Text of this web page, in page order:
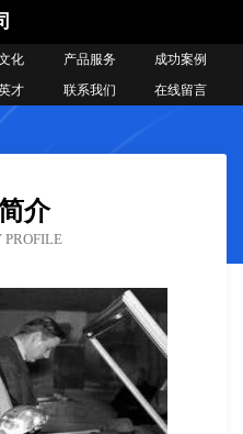
化 产品服务
成功案例
才 联系我们 在线留言
介
PROFILE